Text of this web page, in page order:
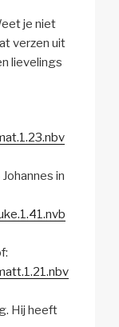
je niet
verzen uit
lievelings
in
Hij heeft